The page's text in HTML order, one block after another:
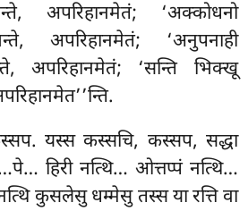
अपरिहानमेतं; ‘अक्कोधनो
अपरिहानमेतं; ‘अनुपनाही
अपरिहानमेतं; ‘सन्ति भिक्खू
यस्स कस्सचि, कस्सप, सद्धा
हिरी नत्थि… ओत्तप्पं नत्थि…
कुसलेसु धम्मेसु तस्स या रत्ति वा